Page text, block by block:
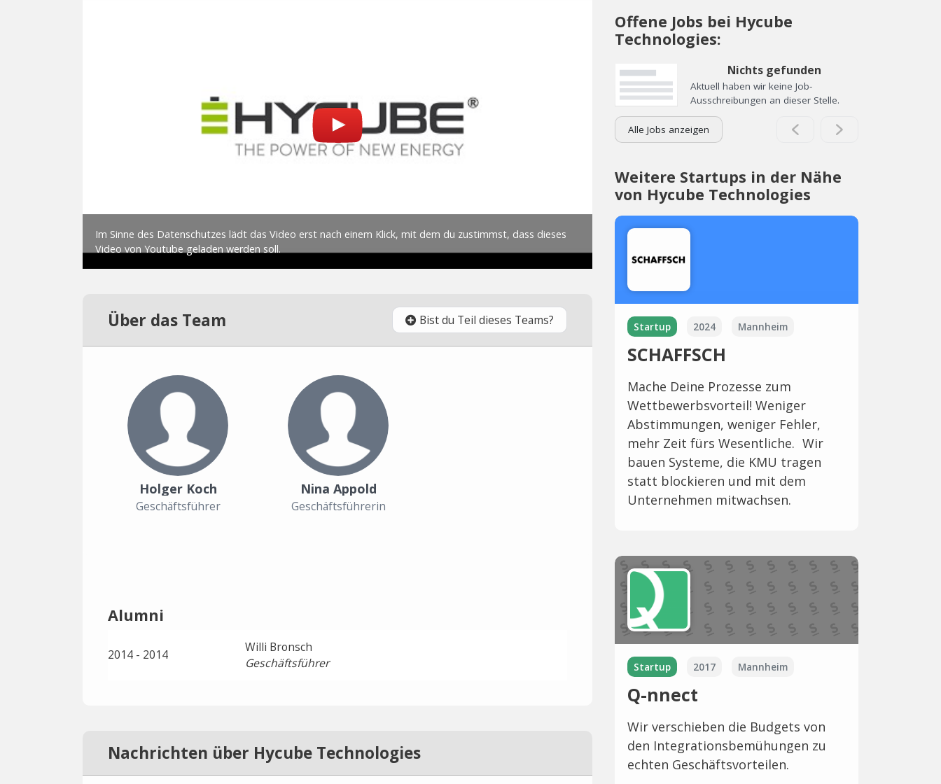
Über das Team Bist du Teil dieses Teams?
Holger Koch
Geschäftsführer
Nina Appold
Geschäftsführerin
Alumni
2014 - 2014
Willi Bronsch
Geschäftsführer
Nachrichten über Hycube Technologies
Offene Jobs bei Hycube
Technologies:
Nichts gefunden
Aktuell haben wir keine Job-
Ausschreibungen an dieser Stelle.
Alle Jobs anzeigen
Weitere Startups in der Nähe
von Hycube Technologies
Startup 2024 Mannheim
SCHAFFSCH
Mache Deine Prozesse zum
Wettbewerbsvorteil! Weniger
Abstimmungen, weniger Fehler,
mehr Zeit fürs Wesentliche. Wir
bauen Systeme, die KMU tragen
statt blockieren und mit dem
Unternehmen mitwachsen.
Startup 2017 Mannheim
Q-nnect
Wir verschieben die Budgets von
den Integrationsbemühungen zu
echten Geschäftsvorteilen.